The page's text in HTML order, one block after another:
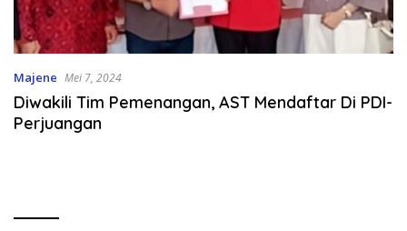
Majene Mei 7, 2024
Diwakili Tim Pemenangan, AST Mendaftar Di PDI-
Perjuangan